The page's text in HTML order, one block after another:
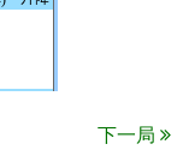
下一局